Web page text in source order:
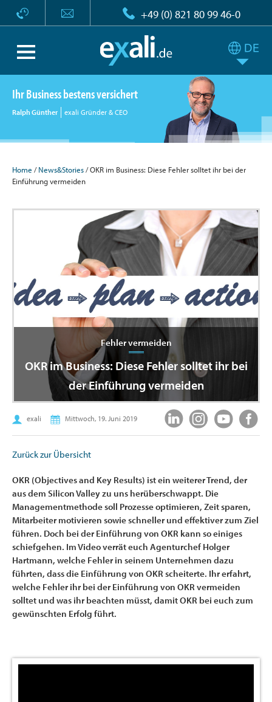
+49 (0) 821 80 99 46-0
Ihr Business bestens versichert
Ralph Günther exali Gründer & CEO
Home /News&Stories/ OKR im Business: Diese Fehler solltet ihr bei der
Einführung vermeiden
Fehler vermeiden
OKR im Business: Diese Fehler solltet ihr bei
der Einführung vermeiden
exali Mittwoch, 19. Juni 2019
Zurück zur Übersicht
OKR (Objectives and Key Results) ist ein weiterer Trend, der
aus dem Silicon Valley zu uns herüberschwappt. Die
Managementmethode soll Prozesse optimieren, Zeit sparen,
Mitarbeiter motivieren sowie schneller und effektiver zum Ziel
führen. Doch bei der Einführung von OKR kann so einiges
schiefgehen. Im Video verrät euch Agenturchef Holger
Hartmann, welche Fehler in seinem Unternehmen dazu
führten, dass die Einführung von OKR scheiterte. Ihr erfahrt,
welche Fehler ihr bei der Einführung von OKR vermeiden
solltet und was ihr beachten müsst, damit OKR bei euch zum
gewünschten Erfolg führt.